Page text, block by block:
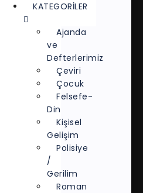
KATEGORİLER
Ajanda
ve
Defterlerimiz
Çeviri
Çocuk
Felsefe-
Din
Kişisel
Gelişim
Polisiye
/
Gerilim
Roman